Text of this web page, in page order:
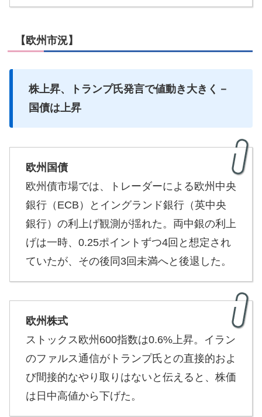
【欧州市況】
株上昇、トランプ氏発言で値動き大きく－
国債は上昇
欧州国債
欧州債市場では、トレーダーによる欧州中央
銀行（ECB）とイングランド銀行（英中央
銀行）の利上げ観測が揺れた。両中銀の利上
げは一時、0.25ポイントずつ4回と想定され
ていたが、その後同3回未満へと後退した。
欧州株式
ストックス欧州600指数は0.6%上昇。イラン
のファルス通信がトランプ氏との直接的およ
び間接的なやり取りはないと伝えると、株価
は日中高値から下げた。